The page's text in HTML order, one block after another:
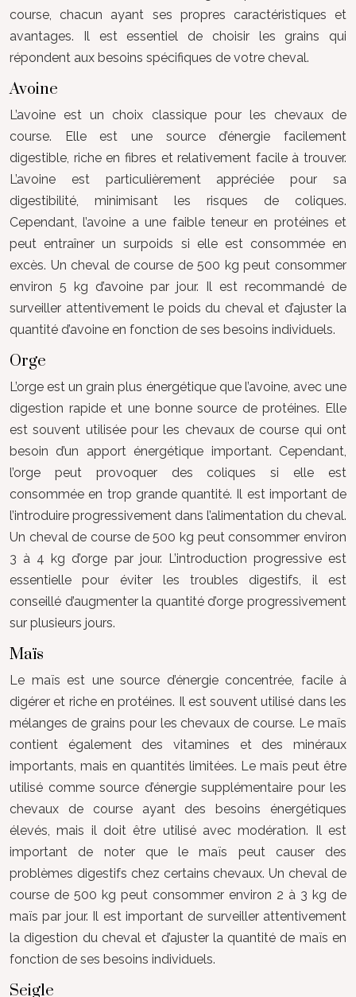
course, chacun ayant ses propres caractéristiques et
avantages. Il est essentiel de choisir les grains qui
répondent aux besoins spécifiques de votre cheval.
Avoine
L’avoine est un choix classique pour les chevaux de
course. Elle est une source d’énergie facilement
digestible, riche en fibres et relativement facile à trouver.
L’avoine est particulièrement appréciée pour sa
digestibilité, minimisant les risques de coliques.
Cependant, l’avoine a une faible teneur en protéines et
peut entraîner un surpoids si elle est consommée en
excès. Un cheval de course de 500 kg peut consommer
environ 5 kg d’avoine par jour. Il est recommandé de
surveiller attentivement le poids du cheval et d’ajuster la
quantité d’avoine en fonction de ses besoins individuels.
Orge
L’orge est un grain plus énergétique que l’avoine, avec une
digestion rapide et une bonne source de protéines. Elle
est souvent utilisée pour les chevaux de course qui ont
besoin d’un apport énergétique important. Cependant,
l’orge peut provoquer des coliques si elle est
consommée en trop grande quantité. Il est important de
l’introduire progressivement dans l’alimentation du cheval.
Un cheval de course de 500 kg peut consommer environ
3 à 4 kg d’orge par jour. L’introduction progressive est
essentielle pour éviter les troubles digestifs, il est
conseillé d’augmenter la quantité d’orge progressivement
sur plusieurs jours.
Maïs
Le maïs est une source d’énergie concentrée, facile à
digérer et riche en protéines. Il est souvent utilisé dans les
mélanges de grains pour les chevaux de course. Le maïs
contient également des vitamines et des minéraux
importants, mais en quantités limitées. Le maïs peut être
utilisé comme source d’énergie supplémentaire pour les
chevaux de course ayant des besoins énergétiques
élevés, mais il doit être utilisé avec modération. Il est
important de noter que le maïs peut causer des
problèmes digestifs chez certains chevaux. Un cheval de
course de 500 kg peut consommer environ 2 à 3 kg de
maïs par jour. Il est important de surveiller attentivement
la digestion du cheval et d’ajuster la quantité de maïs en
fonction de ses besoins individuels.
Seigle